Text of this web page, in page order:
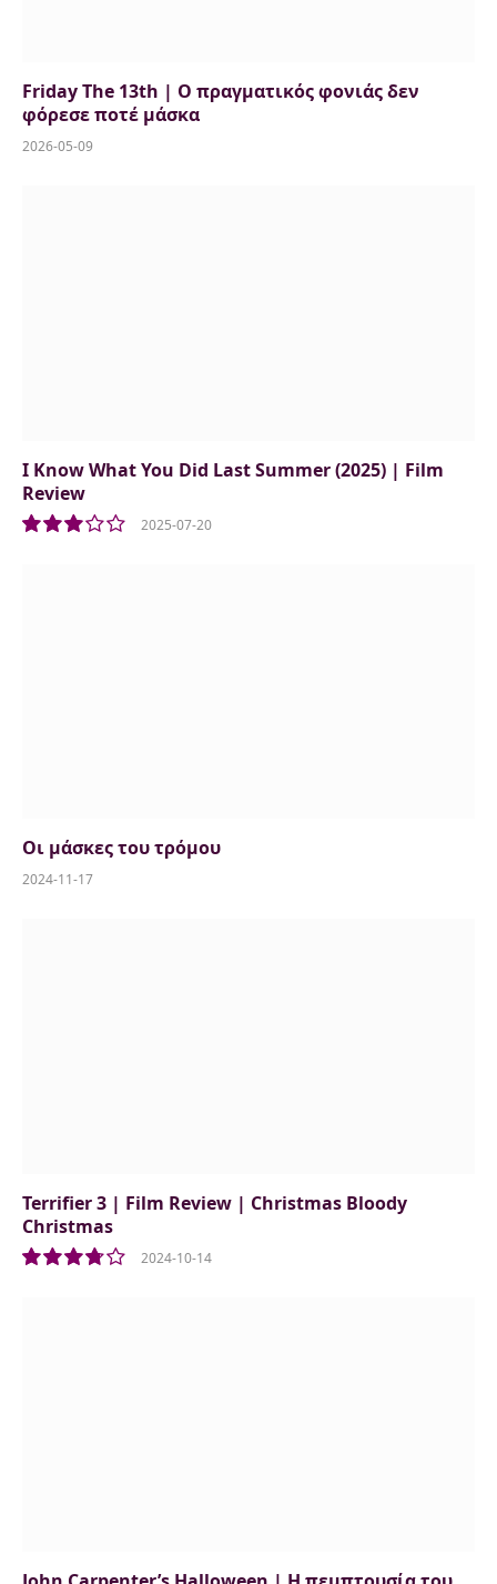
Friday The 13th | Ο πραγματικός φονιάς δεν
φόρεσε ποτέ μάσκα
2026-05-09
I Know What You Did Last Summer (2025) | Film
Review
2025-07-20
Οι μάσκες του τρόμου
2024-11-17
Terrifier 3 | Film Review | Christmas Bloody
Christmas
2024-10-14